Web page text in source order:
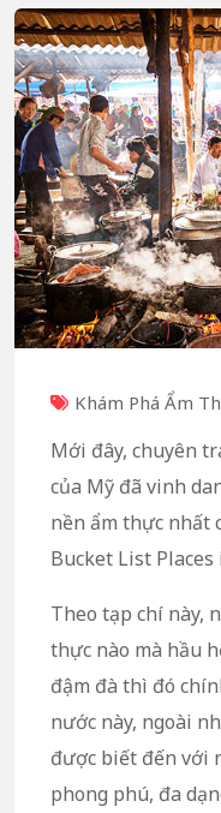
Khám Phá Ẩm
Mới đây, chuyên
của Mỹ đã vinh
nền ẩm thực nhất
Bucket List Places
Theo tạp chí này,
thực nào mà hầu
đậm đà thì đó
nước này, ngoài
được biết đến với
phong phú, đa